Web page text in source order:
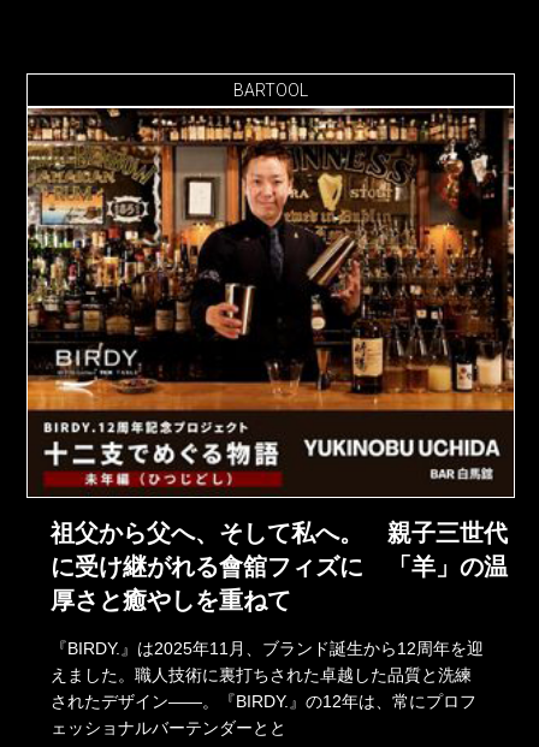
BARTOOL
祖父から父へ、そして私へ。 親子三世代
に受け継がれる會舘フィズに 「羊」の温
厚さと癒やしを重ねて
『BIRDY.』は2025年11月、ブランド誕生から12周年を迎
えました。職人技術に裏打ちされた卓越した品質と洗練
されたデザイン――。『BIRDY.』の12年は、常にプロフ
ェッショナルバーテンダーとと